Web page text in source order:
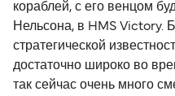
кораблей, с его венцом
Нельсона, в HMS Victory.
стратегической
достаточно широко во
так сейчас очень много